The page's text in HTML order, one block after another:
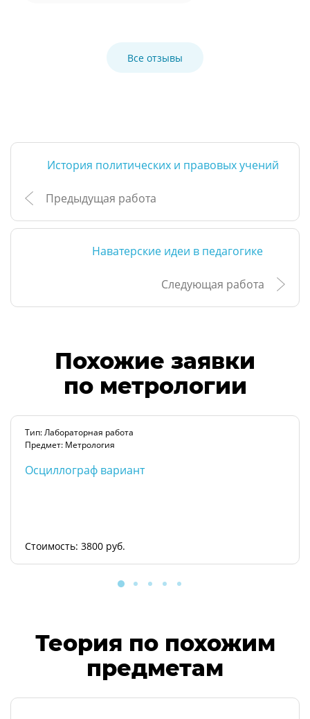
Все отзывы
История политических и правовых учений
Предыдущая работа
Наватерские идеи в педагогике
Следующая работа
Похожие заявки
по метрологии
Тип: Лабораторная работа
Предмет: Метрология
Осциллограф вариант
Стоимость: 3800 руб.
Теория по похожим
предметам